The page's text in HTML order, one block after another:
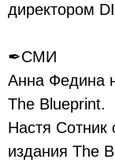
директором
✒СМИ
Анна Федина
The Blueprint.
Настя Сотник
издания The